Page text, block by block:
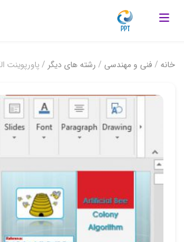
خانه /فنی و مهندسی / رشته های دیگر / پاورپوینت